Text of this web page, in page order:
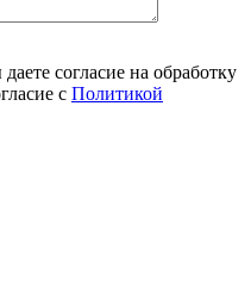
согласие на обработку
с Политикой